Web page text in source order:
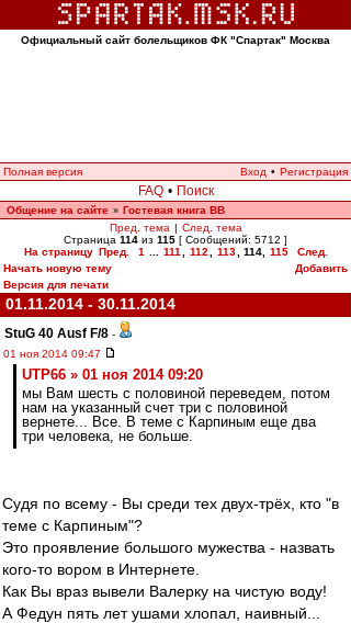
Официальный сайт болельщиков ФК "Спартак" Москва
Полная версия Вход • Регистрация
FAQ • Поиск
Общение на сайте » Гостевая книга ВВ
Пред. тема | След. тема
Страница 114 из 115 [ Сообщений: 5712 ]
На страницу Пред. 1 111 112 113 114, 115
След.
Начать новую тему
Добавить
Версия для печати
01.11.2014 - 30.11.2014
StuG 40 Ausf F/8 -
01 ноя 2014 09:47
UTP66 » 01 ноя 2014 09:20
мы Вам шесть с половиной переведем, потом
нам на указанный счет три с половиной
вернете... Все. В теме с Карпиным еще два
три человека, не больше.
Судя по всему - Вы среди тех двух-трёх, кто "в
теме с Карпиным"?
Это проявление большого мужества - назвать
кого-то вором в Интернете.
Как Вы враз вывели Валерку на чистую воду!
А Федун пять лет ушами хлопал, наивный...